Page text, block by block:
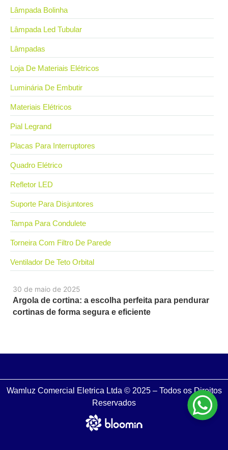
30 de maio de 2025
Argola de cortina: a escolha perfeita para pendurar
cortinas de forma segura e eficiente
Lâmpada Bolinha
Lâmpada Led Tubular
Lâmpadas
Loja De Materiais Elétricos
Luminária De Embutir
Materiais Elétricos
Pial Legrand
Placas Para Interruptores
Quadro Elétrico
Refletor LED
Suporte Para Disjuntores
Tampa Para Condulete
Torneira Com Filtro De Parede
Ventilador De Teto Orbital
Wamluz Comercial Eletrica Ltda © 2025 – Todos os Direitos
Reservados